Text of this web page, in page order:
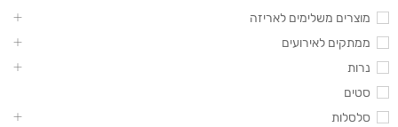
מוצרים משלימים לאריזה
ממתקים לאירועים
נרות
סטים
סלסלות